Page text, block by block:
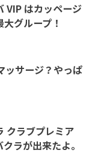
VIP はカッページ
グループ！
ッサージ？やっぱ
クラブプレミア
ラが出来たよ。